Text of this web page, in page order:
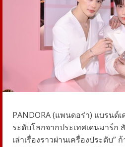
PANDORA(แพนดอร่า) แบรนด์เ
ระดับโลกจากประเทศเดนมาร์
เล่าเรื่องราวผ่านเครื่องประดับ”